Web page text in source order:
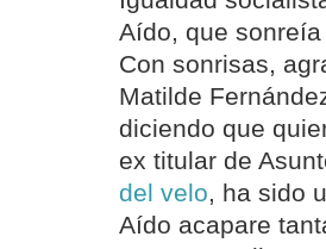
Aído, que
Con sonrisas,
Matilde
diciendo que
ex titular de
del velo, ha sido
Aído acapare